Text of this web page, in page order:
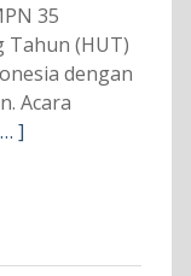
35
Tahun (HUT)
dengan
Acara
]